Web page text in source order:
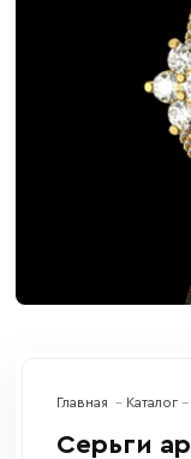
Главная Каталог
Серьги